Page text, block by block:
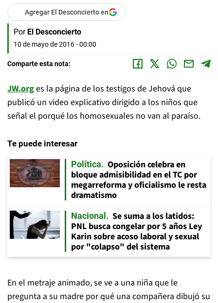
Agregar El Desconcierto en
Por El Desconcierto
10 de mayo de 2016 - 00:00
Comparte esta nota:
JW.orges la página de los testigos de Jehová que
publicó un video explicativo dirigido a los niños que
señal el porqué los homosexuales no van al paraíso.
Te puede interesar
Política
Oposición celebra en
bloque admisibilidad en el TC por
megarreforma y oficialismo le resta
dramatismo
Nacional
Se suma a los latidos:
PNL busca congelar por 5 años Ley
Karin sobre acoso laboral y sexual
por "colapso" del sistema
En el metraje animado, se ve a una niña que le
pregunta a su madre por qué una compañera dibujó su